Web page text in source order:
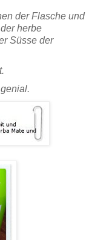
der Flasche und
herbe
Süsse der